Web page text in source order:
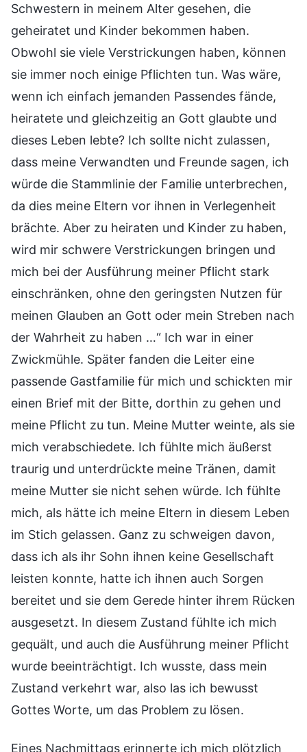
Schwestern in meinem Alter gesehen, die
geheiratet und Kinder bekommen haben.
Obwohl sie viele Verstrickungen haben, können
sie immer noch einige Pflichten tun. Was wäre,
wenn ich einfach jemanden Passendes fände,
heiratete und gleichzeitig an Gott glaubte und
dieses Leben lebte? Ich sollte nicht zulassen,
dass meine Verwandten und Freunde sagen, ich
würde die Stammlinie der Familie unterbrechen,
da dies meine Eltern vor ihnen in Verlegenheit
brächte. Aber zu heiraten und Kinder zu haben,
wird mir schwere Verstrickungen bringen und
mich bei der Ausführung meiner Pflicht stark
einschränken, ohne den geringsten Nutzen für
meinen Glauben an Gott oder mein Streben nach
der Wahrheit zu haben …“ Ich war in einer
Zwickmühle. Später fanden die Leiter eine
passende Gastfamilie für mich und schickten mir
einen Brief mit der Bitte, dorthin zu gehen und
meine Pflicht zu tun. Meine Mutter weinte, als sie
mich verabschiedete. Ich fühlte mich äußerst
traurig und unterdrückte meine Tränen, damit
meine Mutter sie nicht sehen würde. Ich fühlte
mich, als hätte ich meine Eltern in diesem Leben
im Stich gelassen. Ganz zu schweigen davon,
dass ich als ihr Sohn ihnen keine Gesellschaft
leisten konnte, hatte ich ihnen auch Sorgen
bereitet und sie dem Gerede hinter ihrem Rücken
ausgesetzt. In diesem Zustand fühlte ich mich
gequält, und auch die Ausführung meiner Pflicht
wurde beeinträchtigt. Ich wusste, dass mein
Zustand verkehrt war, also las ich bewusst
Gottes Worte, um das Problem zu lösen.
Eines Nachmittags erinnerte ich mich plötzlich